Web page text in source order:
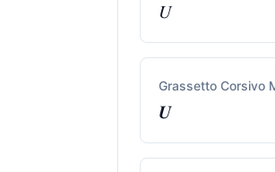
𝑈
Grassetto Corsivo
𝑼